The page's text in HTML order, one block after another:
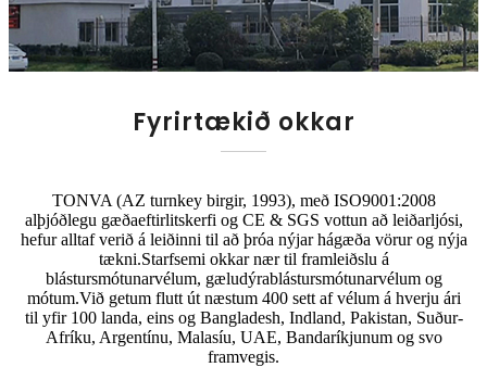
Fyrirtækið okkar
TONVA (AZ turnkey birgir, 1993), með ISO9001:2008
alþjóðlegu gæðaeftirlitskerfi og CE & SGS vottun að leiðarljósi,
hefur alltaf verið á leiðinni til að þróa nýjar hágæða vörur og nýja
tækni.Starfsemi okkar nær til framleiðslu á
blástursmótunarvélum, gæludýrablástursmótunarvélum og
mótum.Við getum flutt út næstum 400 sett af vélum á hverju ári
til yfir 100 landa, eins og Bangladesh, Indland, Pakistan, Suður-
Afríku, Argentínu, Malasíu, UAE, Bandaríkjunum og svo
framvegis.